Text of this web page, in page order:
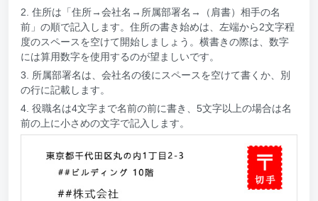
2. 住所は「住所→会社名→所属部署名→（肩書）相手の名
前」の順で記入します。住所の書き始めは、左端から2文字程
度のスペースを空けて開始しましょう。横書きの際は、数字
には算用数字を使用するのが望ましいです。
3. 所属部署名は、会社名の後にスペースを空けて書くか、別
の行に記載します。
4. 役職名は4文字まで名前の前に書き、5文字以上の場合は名
前の上に小さめの文字で記入します。